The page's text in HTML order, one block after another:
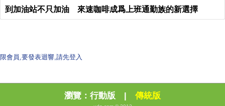
到加油站不只加油 來速咖啡成爲上班通勤族的新選擇
限會員,要發表迴響,請先登入
瀏覽： 行動版 | 傳統版